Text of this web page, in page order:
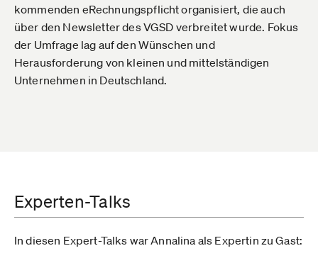
kommenden eRechnungspflicht organisiert, die auch
über den Newsletter des VGSD verbreitet wurde. Fokus
der Umfrage lag auf den Wünschen und
Herausforderung von kleinen und mittelständigen
Unternehmen in Deutschland.
Experten-Talks
In diesen Expert-Talks war Annalina als Expertin zu Gast: